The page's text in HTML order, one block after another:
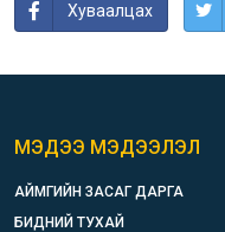
Хуваалцах
МЭДЭЭ МЭДЭЭЛЭЛ
АЙМГИЙН ЗАСАГ ДАРГА
БИДНИЙ ТУХАЙ